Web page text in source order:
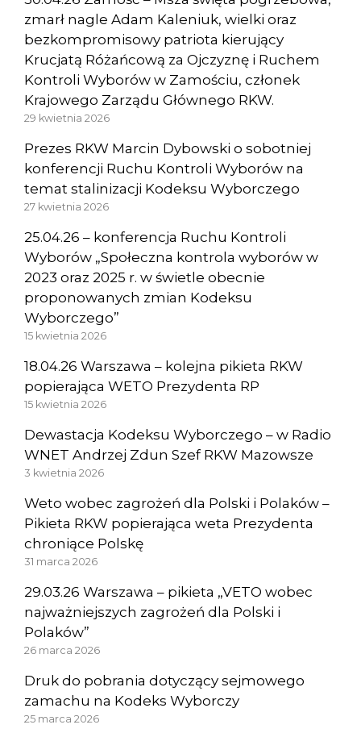
zmarł nagle Adam Kaleniuk, wielki oraz
bezkompromisowy patriota kierujący
Krucjatą Różańcową za Ojczyznę i Ruchem
Kontroli Wyborów w Zamościu, członek
Krajowego Zarządu Głównego RKW.
29 kwietnia 2026
Prezes RKW Marcin Dybowski o sobotniej
konferencji Ruchu Kontroli Wyborów na
temat stalinizacji Kodeksu Wyborczego
27 kwietnia 2026
25.04.26 – konferencja Ruchu Kontroli
Wyborów „Społeczna kontrola wyborów w
2023 oraz 2025 r. w świetle obecnie
proponowanych zmian Kodeksu
Wyborczego”
15 kwietnia 2026
18.04.26 Warszawa – kolejna pikieta RKW
popierająca WETO Prezydenta RP
15 kwietnia 2026
Dewastacja Kodeksu Wyborczego – w Radio
WNET Andrzej Zdun Szef RKW Mazowsze
3 kwietnia 2026
Weto wobec zagrożeń dla Polski i Polaków –
Pikieta RKW popierająca weta Prezydenta
chroniące Polskę
31 marca 2026
29.03.26 Warszawa – pikieta „VETO wobec
najważniejszych zagrożeń dla Polski i
Polaków”
26 marca 2026
Druk do pobrania dotyczący sejmowego
zamachu na Kodeks Wyborczy
25 marca 2026